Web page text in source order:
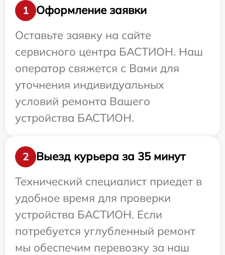
1
Оформление заявки
Оставьте заявку на сайте
сервисного центра БАСТИОН. Наш
оператор свяжется с Вами для
уточнения индивидуальных
условий ремонта Вашего
устройства БАСТИОН.
2
Выезд курьера за 35 минут
Технический специалист приедет в
удобное время для проверки
устройства БАСТИОН. Если
потребуется углубленный ремонт
мы обеспечим перевозку за наш